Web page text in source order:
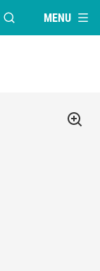
VENSTER OPENEN
MENU